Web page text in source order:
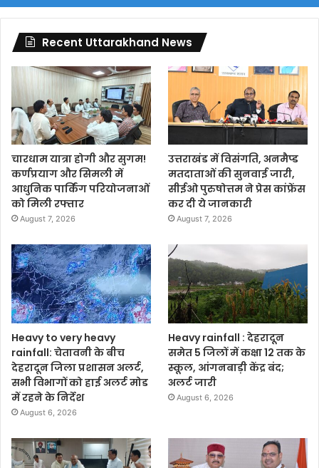
Recent Uttarakhand News
चारधाम यात्रा होगी और सुगम!
कर्णप्रयाग और सिमली में
आधुनिक पार्किंग परियोजनाओं
को मिली रफ्तार
August 7, 2026
उत्तराखंड में विसंगति, अनमैप्ड
मतदाताओं की सुनवाई जारी,
सीईओ पुरुषोत्तम ने प्रेस कांफ्रेंस
कर दी ये जानकारी
August 7, 2026
Heavy to very heavy
rainfall: चेतावनी के बीच
देहरादून जिला प्रशासन अलर्ट,
सभी विभागों को हाई अलर्ट मोड
में रहने के निर्देश
August 6, 2026
Heavy rainfall : देहरादून
समेत 5 जिलों में कक्षा 12 तक के
स्कूल, आंगनबाड़ी केंद्र बंद;
अलर्ट जारी
August 6, 2026